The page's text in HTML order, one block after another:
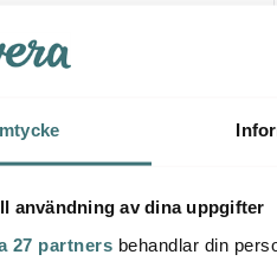
användning av dina uppgifter
27 partners behandlar din
Tala
Tyllset med 5 st tyllar +
149 kr
I lager